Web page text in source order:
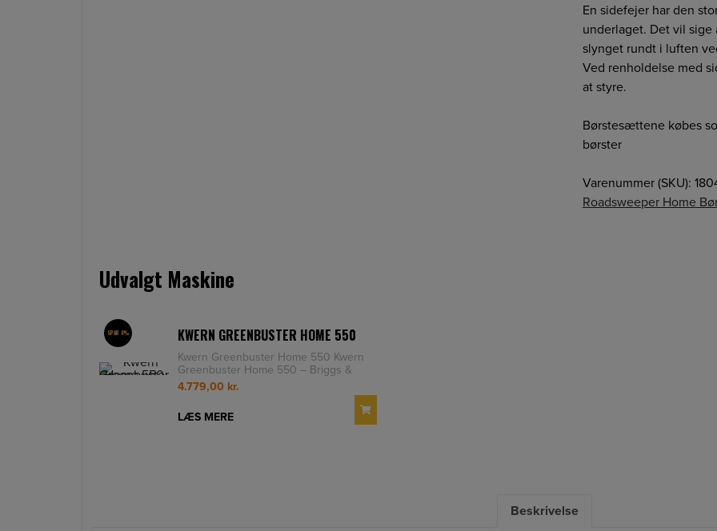
En sidefejer har den
underlaget. Det vil sige
slynget rundt i luften
Ved renholdelse med
at styre.
Børstesættene købes
børster
Varenummer (SKU):
Roadsweeper Home
Udvalgt Maskine
SPAR 8% KWERN GREENBUSTER HOME 550
Kwern Greenbuster Home 550 Kwern
Greenbuster Home 550 – Briggs &
Stratton 500 E Arbejdsbredd
4.779,00 kr.
LÆS MERE
Beskrivelse